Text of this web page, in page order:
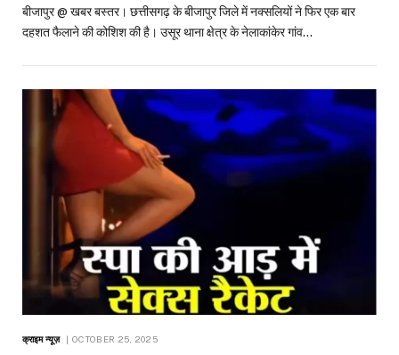
बीजापुर @ खबर बस्तर। छत्तीसगढ़ के बीजापुर जिले में नक्सलियों ने फिर एक बार
दहशत फैलाने की कोशिश की है। उसूर थाना क्षेत्र के नेलाकांकेर गांव…
क्राइम न्यूज़ OCTOBER 25, 2025